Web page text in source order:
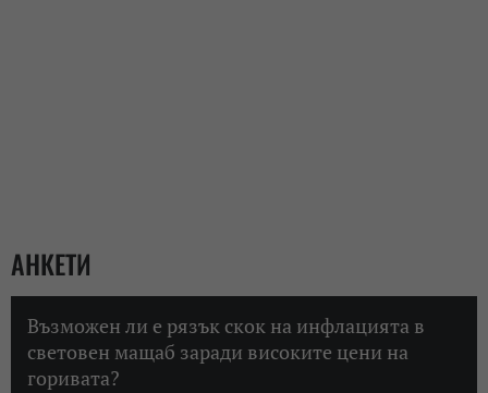
АНКЕТИ
Възможен ли е рязък скок на инфлацията в
световен мащаб заради високите цени на
горивата?